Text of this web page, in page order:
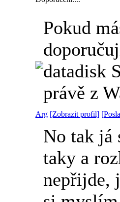
Pokud
datadisk
právě z
Arg [Zobrazit profil]
No tak já
taky a
nepřijde,